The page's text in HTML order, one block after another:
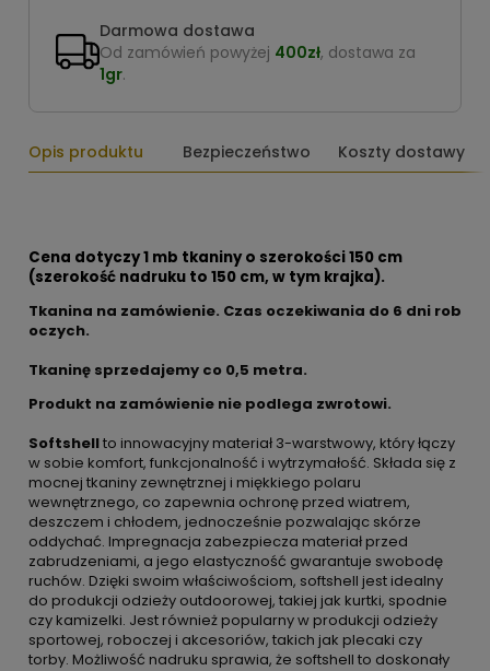
Darmowa dostawa
Od zamówień powyżej 400zł, dostawa za
1gr.
Opis produktu Bezpieczeństwo Koszty dostawy
Cena dotyczy 1 mb tkaniny o szerokości 150 cm
(szerokość nadruku to 150 cm, w tym krajka).
Tkanina na zamówienie. Czas oczekiwania do 6 dni rob
oczych.
Tkaninę sprzedajemy co 0,5 metra.
Produkt na zamówienie nie podlega zwrotowi.
Softshellto innowacyjny materiał 3-warstwowy, który łączy
w sobie komfort, funkcjonalność i wytrzymałość. Składa się z
mocnej tkaniny zewnętrznej i miękkiego polaru
wewnętrznego, co zapewnia ochronę przed wiatrem,
deszczem i chłodem, jednocześnie pozwalając skórze
oddychać. Impregnacja zabezpiecza materiał przed
zabrudzeniami, a jego elastyczność gwarantuje swobodę
ruchów. Dzięki swoim właściwościom, softshell jest idealny
do produkcji odzieży outdoorowej, takiej jak kurtki, spodnie
czy kamizelki. Jest również popularny w produkcji odzieży
sportowej, roboczej i akcesoriów, takich jak plecaki czy
torby. Możliwość nadruku sprawia, że softshell to doskonały